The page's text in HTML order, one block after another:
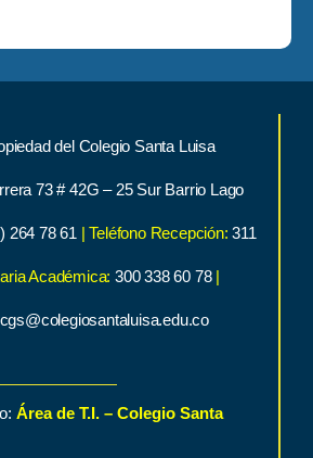
del Colegio Santa Luisa
73 # 42G – 25 Sur Barrio Lago
264 78 61 | Teléfono Recepción: 311
Académica:300 338 60 78 |
Área de T.I. – Colegio Santa